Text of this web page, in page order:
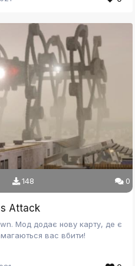
148 0
Attack
Мод додає нову карту, де є
вас вбити!